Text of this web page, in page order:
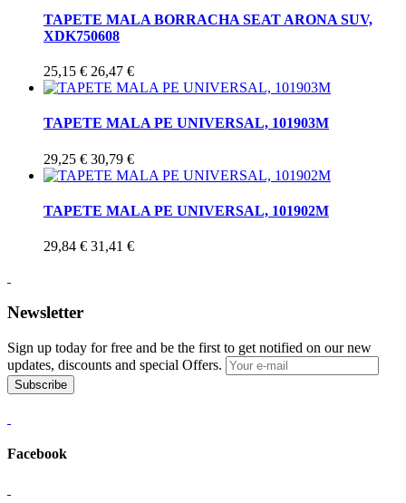
TAPETE MALA BORRACHA SEAT ARONA SUV,
XDK750608
25,15 € 26,47 €
TAPETE MALA PE UNIVERSAL, 101903M
29,25 € 30,79 €
TAPETE MALA PE UNIVERSAL, 101902M
29,84 € 31,41 €
Newsletter
Sign up today for free and be the first to get notified on our new
updates, discounts and special Offers.
Subscribe
Facebook